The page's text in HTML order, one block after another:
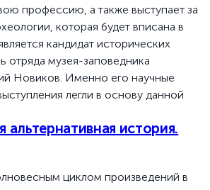
профессию, а также выступает за
которая будет вписана в
кандидат исторических
отряда музея-заповедника
Новиков. Именно его научные
легли в основу данной
альтернативная история.
циклом произведений в